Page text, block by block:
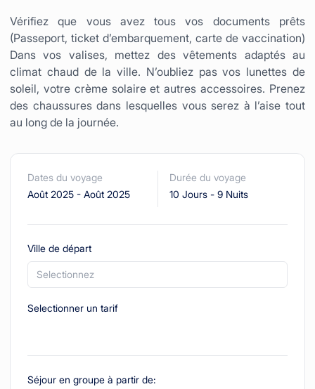
Vérifiez que vous avez tous vos documents prêts
(Passeport, ticket d’embarquement, carte de vaccination)
Dans vos valises, mettez des vêtements adaptés au
climat chaud de la ville. N’oubliez pas vos lunettes de
soleil, votre crème solaire et autres accessoires. Prenez
des chaussures dans lesquelles vous serez à l’aise tout
au long de la journée.
Dates du voyage
Août 2025 - Août 2025
Durée du voyage
10 Jours- 9 Nuits
Ville de départ
Selectionnez
Selectionner un tarif
Séjour en groupe à partir de: